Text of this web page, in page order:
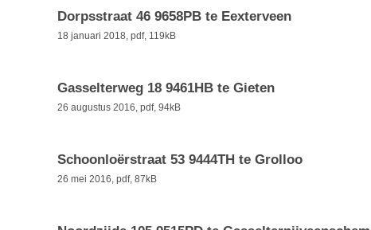
Dorpsstraat 46 9658PB te Eexterveen
18 januari 2018, pdf, 119kB
Gasselterweg 18 9461HB te Gieten
26 augustus 2016, pdf, 94kB
Schoonloërstraat 53 9444TH te Grolloo
26 mei 2016, pdf, 87kB